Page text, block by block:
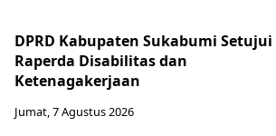
DPRD Kabupaten Sukabumi Setujui
Raperda Disabilitas dan
Ketenagakerjaan
Jumat, 7 Agustus 2026